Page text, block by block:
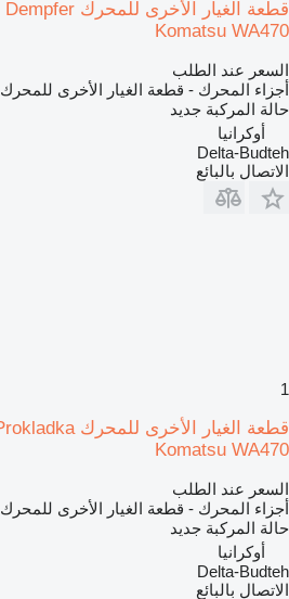
Komatsu WA470
السعر عند الطلب
أجزاء المحرك - قطعة الغيار الأخرى للمحرك
حالة المركبة جديد
أوكرانيا
Delta-Budteh
الاتصال بالبائع
1
Komatsu WA470
السعر عند الطلب
أجزاء المحرك - قطعة الغيار الأخرى للمحرك
حالة المركبة جديد
أوكرانيا
Delta-Budteh
الاتصال بالبائع